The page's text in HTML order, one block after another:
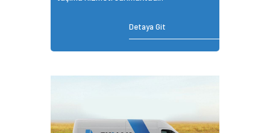
Detaya Git